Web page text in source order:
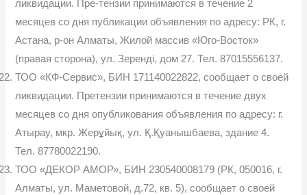
ликвидации. Пре-тензии принимаются в течение 2
месяцев со дня публикации объявления по адресу: РК, г.
Астана, р-он Алматы, Жилой массив «Юго-Восток»
(правая сторона), ул. Зеренді, дом 27. Тел. 87015556137.
ТОО «КФ-Сервис», БИН 171140022822, сообщает о своей
ликвидации. Претензии принимаются в течение двух
месяцев со дня опубликования объявления по адресу: г.
Атырау, мкр. Жерұйық, ул. Қ.Қуанышбаева, здание 4.
Тел. 87780022190.
ТОО «ДЕКОР АМОР», БИН 230540008179 (РК, 050016, г.
Алматы, ул. Маметовой, д.72, кв. 5), сообщает о своей